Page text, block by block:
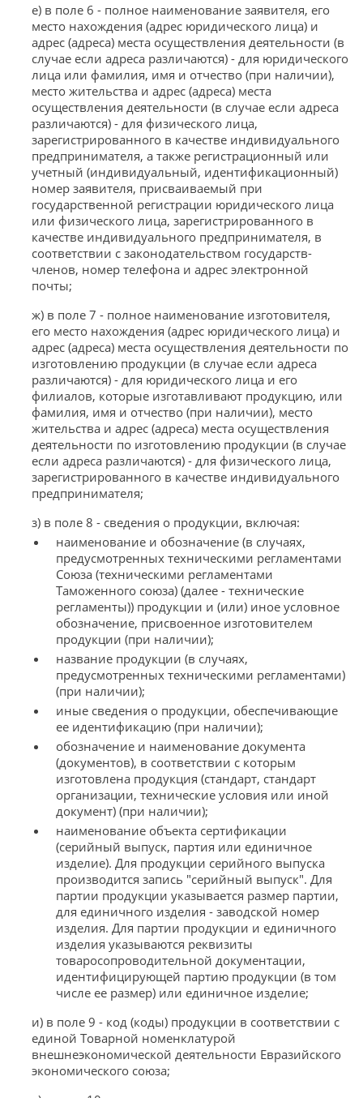
е) в поле 6 - полное наименование заявителя, его
место нахождения (адрес юридического лица) и
адрес (адреса) места осуществления деятельности (в
случае если адреса различаются) - для юридического
лица или фамилия, имя и отчество (при наличии),
место жительства и адрес (адреса) места
осуществления деятельности (в случае если адреса
различаются) - для физического лица,
зарегистрированного в качестве индивидуального
предпринимателя, а также регистрационный или
учетный (индивидуальный, идентификационный)
номер заявителя, присваиваемый при
государственной регистрации юридического лица
или физического лица, зарегистрированного в
качестве индивидуального предпринимателя, в
соответствии с законодательством государств-
членов, номер телефона и адрес электронной
почты;
ж) в поле 7 - полное наименование изготовителя,
его место нахождения (адрес юридического лица) и
адрес (адреса) места осуществления деятельности по
изготовлению продукции (в случае если адреса
различаются) - для юридического лица и его
филиалов, которые изготавливают продукцию, или
фамилия, имя и отчество (при наличии), место
жительства и адрес (адреса) места осуществления
деятельности по изготовлению продукции (в случае
если адреса различаются) - для физического лица,
зарегистрированного в качестве индивидуального
предпринимателя;
з) в поле 8 - сведения о продукции, включая:
наименование и обозначение (в случаях,
предусмотренных техническими регламентами
Союза (техническими регламентами
Таможенного союза) (далее - технические
регламенты)) продукции и (или) иное условное
обозначение, присвоенное изготовителем
продукции (при наличии);
название продукции (в случаях,
предусмотренных техническими регламентами)
(при наличии);
иные сведения о продукции, обеспечивающие
ее идентификацию (при наличии);
обозначение и наименование документа
(документов), в соответствии с которым
изготовлена продукция (стандарт, стандарт
организации, технические условия или иной
документ) (при наличии);
наименование объекта сертификации
(серийный выпуск, партия или единичное
изделие). Для продукции серийного выпуска
производится запись "серийный выпуск". Для
партии продукции указывается размер партии,
для единичного изделия - заводской номер
изделия. Для партии продукции и единичного
изделия указываются реквизиты
товаросопроводительной документации,
идентифицирующей партию продукции (в том
числе ее размер) или единичное изделие;
и) в поле 9 - код (коды) продукции в соответствии с
единой Товарной номенклатурой
внешнеэкономической деятельности Евразийского
экономического союза;